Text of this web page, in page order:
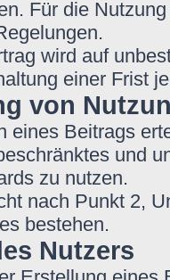
Für die
wird auf
einer Frist
von
eines Beitrags
und
zu nutzen.
nach Punkt 2,
bestehen.
Nutzers